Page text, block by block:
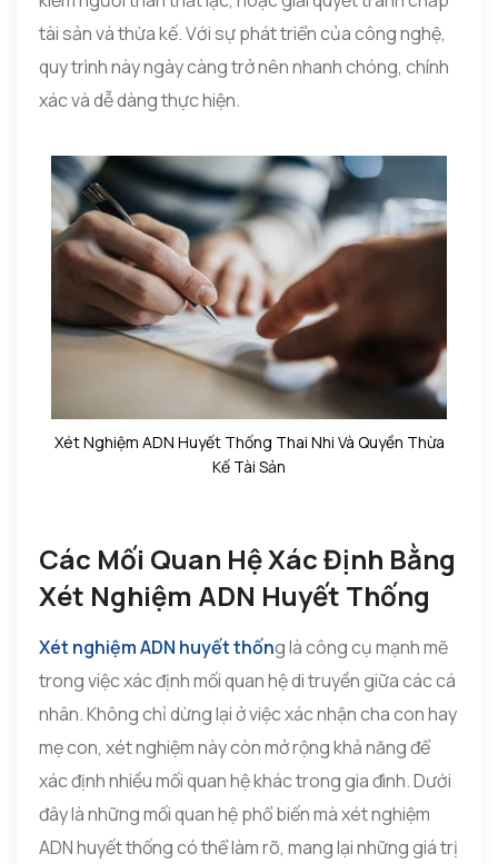
tài sản và thừa kế. Với sự phát triển của công nghệ,
quy trình này ngày càng trở nên nhanh chóng, chính
xác và dễ dàng thực hiện.
Xét Nghiệm ADN Huyết Thống Thai Nhi Và Quyền Thừa
Kế Tài Sản
Các Mối Quan Hệ Xác Định Bằng
Xét Nghiệm ADN Huyết Thống
Xét nghiệm ADN huyết thống là công cụ mạnh mẽ
trong việc xác định mối quan hệ di truyền giữa các cá
nhân. Không chỉ dừng lại ở việc xác nhận cha con hay
mẹ con, xét nghiệm này còn mở rộng khả năng để
xác định nhiều mối quan hệ khác trong gia đình. Dưới
đây là những mối quan hệ phổ biến mà xét nghiệm
ADN huyết thống có thể làm rõ, mang lại những giá trị